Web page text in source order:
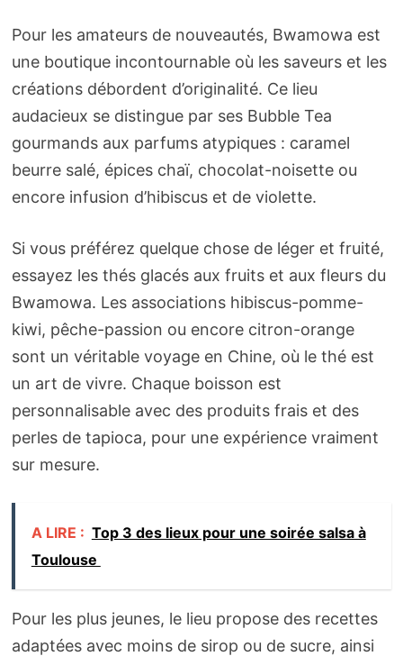
Pour les amateurs de nouveautés, Bwamowa est
une boutique incontournable où les saveurs et les
créations débordent d’originalité. Ce lieu
audacieux se distingue par ses Bubble Tea
gourmands aux parfums atypiques : caramel
beurre salé, épices chaï, chocolat-noisette ou
encore infusion d’hibiscus et de violette.
Si vous préférez quelque chose de léger et fruité,
essayez les thés glacés aux fruits et aux fleurs du
Bwamowa. Les associations hibiscus-pomme-
kiwi, pêche-passion ou encore citron-orange
sont un véritable voyage en Chine, où le thé est
un art de vivre. Chaque boisson est
personnalisable avec des produits frais et des
perles de tapioca, pour une expérience vraiment
sur mesure.
A LIRE : Top 3 des lieux pour une soirée salsa à
Toulouse
Pour les plus jeunes, le lieu propose des recettes
adaptées avec moins de sirop ou de sucre, ainsi